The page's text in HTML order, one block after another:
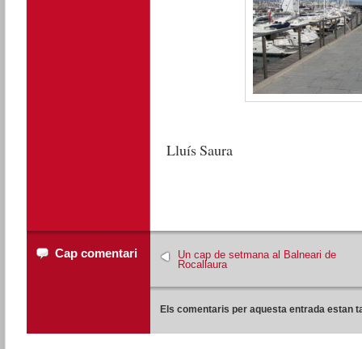
Lluís Saura
Cap comentari
Un cap de setmana al Balneari de
Rocallaura
Els comentaris per aquesta entrada estan